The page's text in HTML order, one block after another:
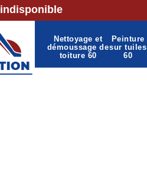
indisponible
Nettoyage et
démoussage de
toiture 60
Peinture
sur tuiles
60